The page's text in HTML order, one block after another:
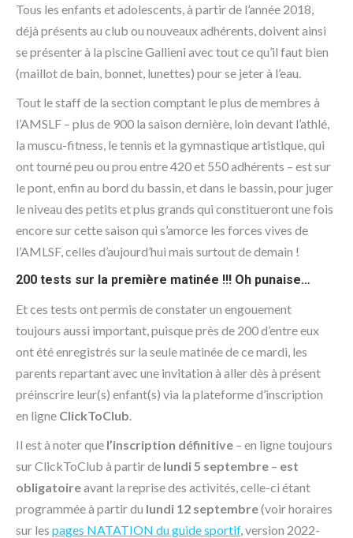
Tous les enfants et adolescents, à partir de l’année 2018,
déjà présents au club ou nouveaux adhérents, doivent ainsi
se présenter à la piscine Gallieni avec tout ce qu’il faut bien
(maillot de bain, bonnet, lunettes) pour se jeter à l’eau.
Tout le staff de la section comptant le plus de membres à
l’AMSLF – plus de 900 la saison dernière, loin devant l’athlé,
la muscu-fitness, le tennis et la gymnastique artistique, qui
ont tourné peu ou prou entre 420 et 550 adhérents – est sur
le pont, enfin au bord du bassin, et dans le bassin, pour juger
le niveau des petits et plus grands qui constitueront une fois
encore sur cette saison qui s’amorce les forces vives de
l’AMLSF, celles d’aujourd’hui mais surtout de demain !
200 tests sur la première matinée !!! Oh punaise…
Et ces tests ont permis de constater un engouement
toujours aussi important, puisque près de 200 d’entre eux
ont été enregistrés sur la seule matinée de ce mardi, les
parents repartant avec une invitation à aller dès à présent
préinscrire leur(s) enfant(s) via la plateforme d’inscription
en ligne ClickToClub.
Il est à noter que l’inscription définitive – en ligne toujours
sur ClickToClub à partir de lundi 5 septembre – est
obligatoireavant la reprise des activités, celle-ci étant
programmée à partir du lundi 12 septembre(voir horaires
sur les pages NATATION du guide sportif, version 2022-